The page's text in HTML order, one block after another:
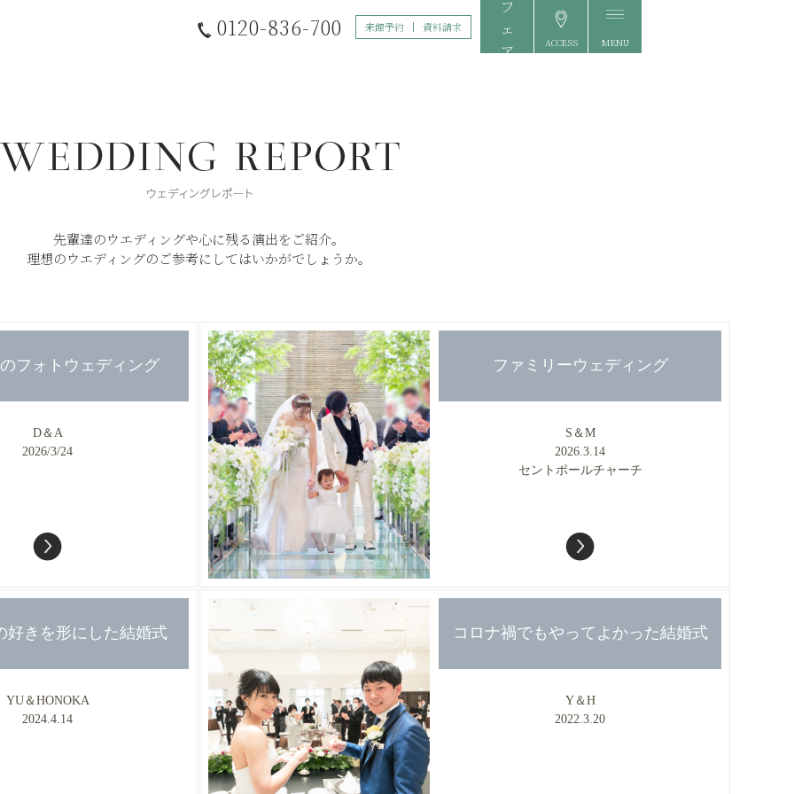
0120-836-700 来館予約 資料請求
ACCESS MENU
先輩達のウエディングや心に残る演出をご紹介。
理想のウエディングのご参考にしてはいかがでしょうか。
フォトウェディング
D＆A
2026/3/24
ファミリーウェディング
S＆M
2026.3.14
セントポールチャーチ
好きを形にした結婚式
YU＆HONOKA
2024.4.14
コロナ禍でもやってよかった結婚式
Y＆H
2022.3.20